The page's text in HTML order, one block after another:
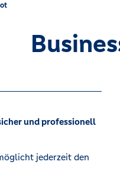
und professionell
jederzeit den